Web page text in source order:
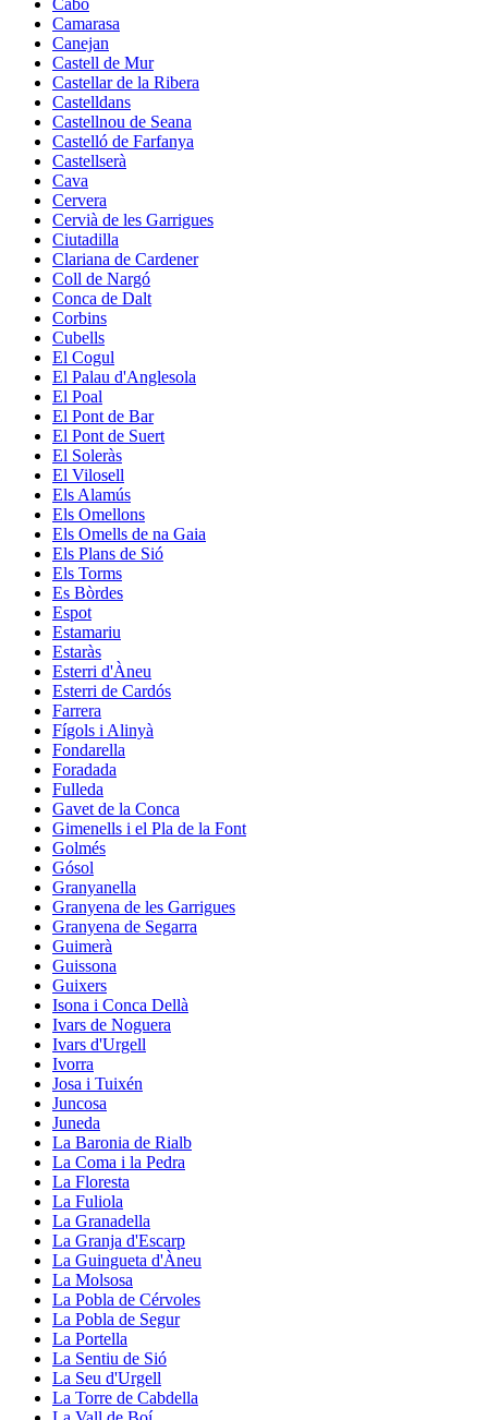
Camarasa
Canejan
Castell de Mur
Castellar de la Ribera
Castelldans
Castellnou de Seana
Castelló de Farfanya
Castellserà
Cava
Cervera
Cervià de les Garrigues
Ciutadilla
Clariana de Cardener
Coll de Nargó
Conca de Dalt
Corbins
Cubells
El Cogul
El Palau d'Anglesola
El Poal
El Pont de Bar
El Pont de Suert
El Soleràs
El Vilosell
Els Alamús
Els Omellons
Els Omells de na Gaia
Els Plans de Sió
Els Torms
Es Bòrdes
Espot
Estamariu
Estaràs
Esterri d'Àneu
Esterri de Cardós
Farrera
Fígols i Alinyà
Fondarella
Foradada
Fulleda
Gavet de la Conca
Gimenells i el Pla de la Font
Golmés
Gósol
Granyanella
Granyena de les Garrigues
Granyena de Segarra
Guimerà
Guissona
Guixers
Isona i Conca Dellà
Ivars de Noguera
Ivars d'Urgell
Ivorra
Josa i Tuixén
Juncosa
Juneda
La Baronia de Rialb
La Coma i la Pedra
La Floresta
La Fuliola
La Granadella
La Granja d'Escarp
La Guingueta d'Àneu
La Molsosa
La Pobla de Cérvoles
La Pobla de Segur
La Portella
La Sentiu de Sió
La Seu d'Urgell
La Torre de Cabdella